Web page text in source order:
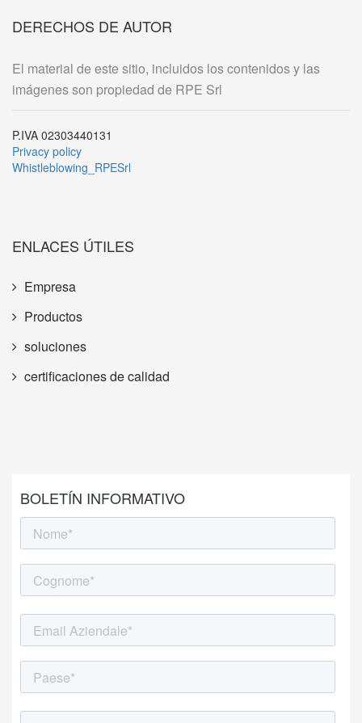
DERECHOS DE AUTOR
El material de este sitio, incluidos los contenidos y las
imágenes son propiedad de RPE Srl
P.IVA 02303440131
Privacy policy
Whistleblowing_RPESrl
ENLACES ÚTILES
Empresa
Productos
soluciones
certificaciones de calidad
BOLETÍN INFORMATIVO